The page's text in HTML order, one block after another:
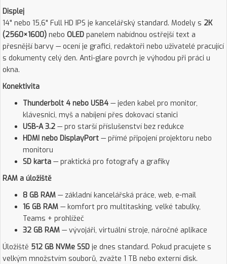
Displej
14" nebo 15,6" Full HD IPS je kancelářský standard. Modely s 2K
(2560×1600) nebo OLED panelem nabídnou ostřejší text a
přesnější barvy — ocení je grafici, redaktoři nebo uživatelé pracující
s dokumenty celý den. Anti-glare povrch je výhodou při práci u
okna.
Konektivita
Thunderbolt 4 nebo USB4 — jeden kabel pro monitor,
klávesnici, myš a nabíjení přes dokovací stanici
USB-A 3.2 — pro starší příslušenství bez redukce
HDMI nebo DisplayPort — přímé připojení projektoru nebo
monitoru
SD karta — praktická pro fotografy a grafiky
RAM a úložiště
8 GB RAM — základní kancelářská práce, web, e-mail
16 GB RAM — komfort pro multitasking, velké tabulky,
Teams + prohlížeč
32 GB RAM — vývojáři, virtuální stroje, náročné aplikace
Úložiště 512 GB NVMe SSD je dnes standard. Pokud pracujete s
velkým množstvím souborů, zvažte 1 TB nebo externí disk.